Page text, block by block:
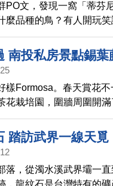
PO文，發現一窩「蒂芬
麼品種的鳥？有人開玩
特有種「粉紅鸚嘴台灣
的鳥蛋。
南投私房景點錫葉
樣Formosa。春天賞花不
花栽培園，圍牆周圍開
足觀賞。
踏訪武界一線天覓
落，從濁水溪武界壩一